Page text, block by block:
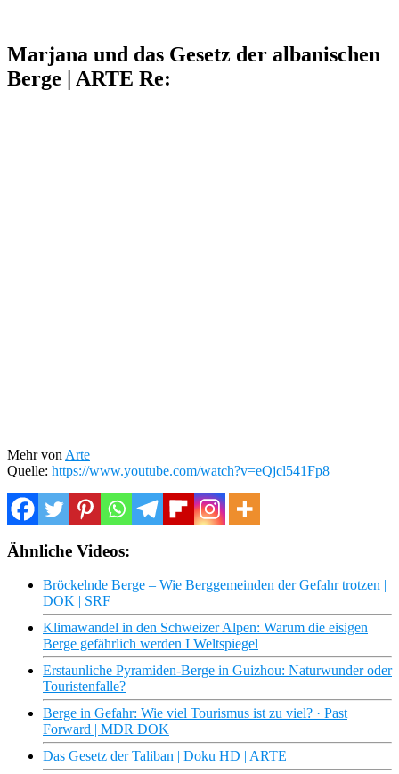
Marjana und das Gesetz der albanischen
Berge | ARTE Re:
Mehr von Arte
Quelle: https://www.youtube.com/watch?v=eQjcl541Fp8
Ähnliche Videos:
Bröckelnde Berge – Wie Berggemeinden der Gefahr trotzen |
DOK | SRF
Klimawandel in den Schweizer Alpen: Warum die eisigen
Berge gefährlich werden I Weltspiegel
Erstaunliche Pyramiden-Berge in Guizhou: Naturwunder oder
Touristenfalle?
Berge in Gefahr: Wie viel Tourismus ist zu viel? · Past
Forward | MDR DOK
Das Gesetz der Taliban | Doku HD | ARTE